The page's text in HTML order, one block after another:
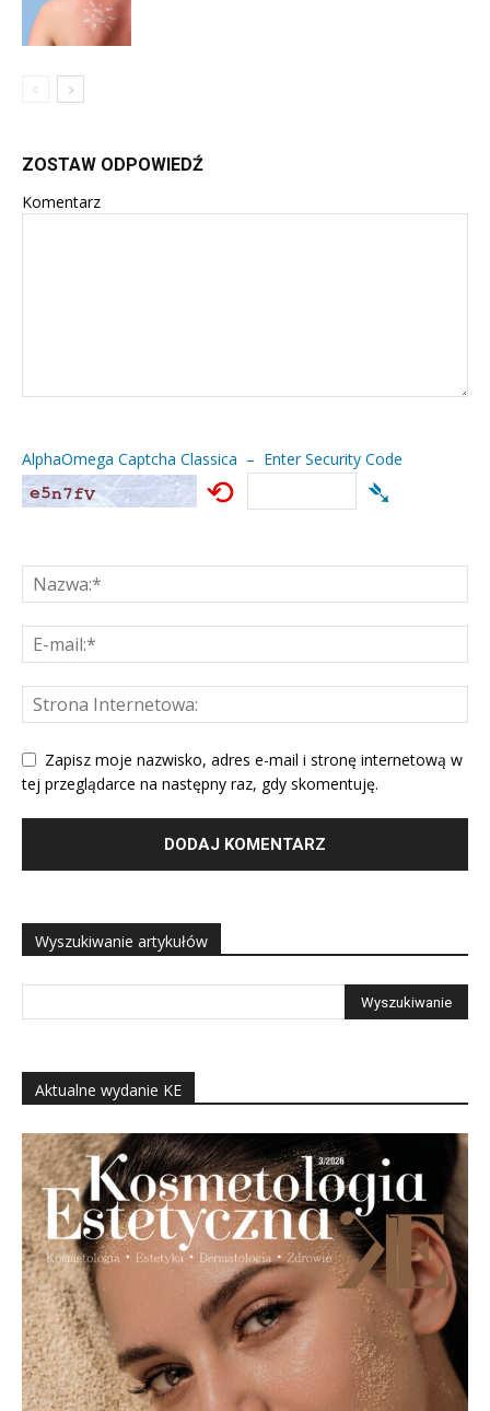
ZOSTAW ODPOWIEDŹ
Komentarz
AlphaOmega Captcha Classica – Enter Security Code
⟲ ➴
Zapisz moje nazwisko, adres e-mail i stronę internetową w
tej przeglądarce na następny raz, gdy skomentuję.
Wyszukiwanie artykułów
Aktualne wydanie KE